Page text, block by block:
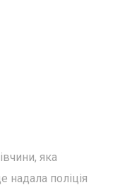
яка
надала поліція